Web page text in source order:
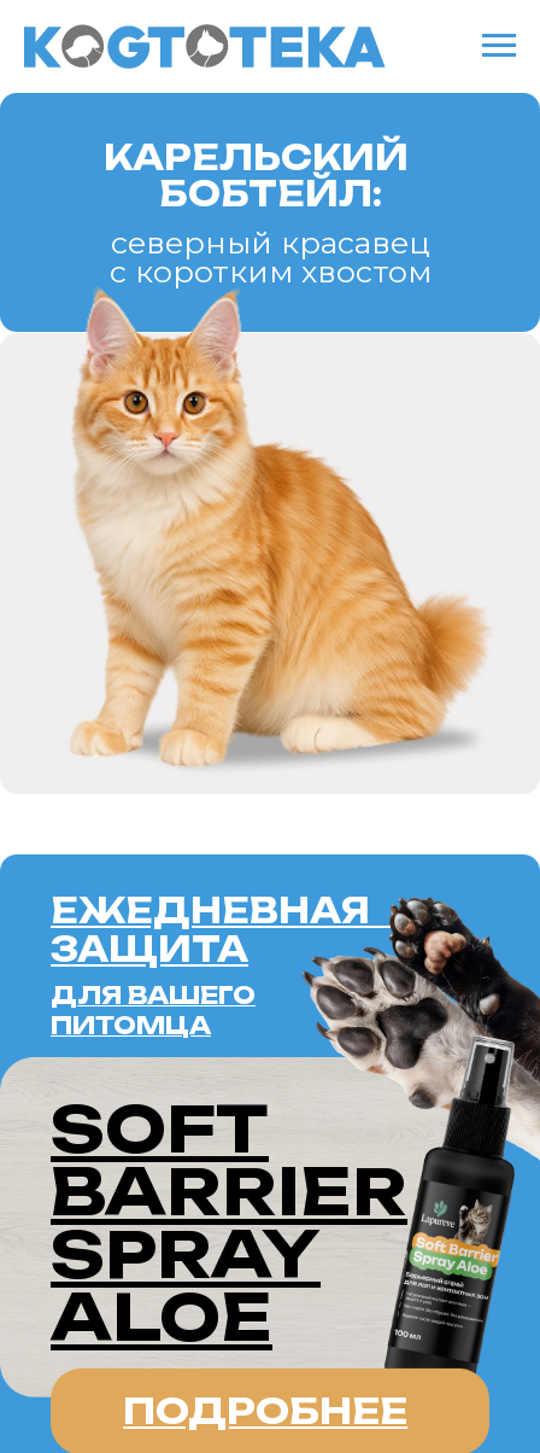
БОБТЕЙЛ:
северный красавец
с коротким хвостом
ПОДРОБНЕЕ
BARRIER
SPRAY
ALOE
ЕЖЕДНЕВНАЯ
ЗАЩИТА
ERID: 2VTZQWJHFHW
ДЛЯ ВАШЕГО
ПИТОМЦА
КАРЕЛЬСКИЙ
БОБТЕЙЛ —
это уникальная порода кошек,
известная своим коротким хвостом
и дикой внешностью. Эти кошки,
родом из Карелии, сочетают в себе
природную красоту, спокойный
характер и преданность своим
хозяевам. Карельские бобтейлы —
это настоящие северные красавцы,
которые становятся любимцами
в любой семье.
ИСТОРИЯ ПОРОДЫ